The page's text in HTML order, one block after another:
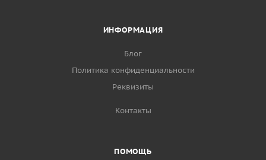
ИНФОРМАЦИЯ
Блог
Политика конфиденциальности
Реквизиты
Контакты
ПОМОЩЬ